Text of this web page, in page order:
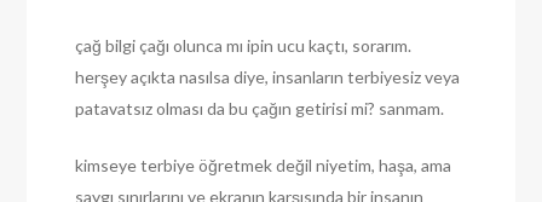
çağ bilgi çağı olunca mı ipin ucu kaçtı, sorarım.
herşey açıkta nasılsa diye, insanların terbiyesiz veya
patavatsız olması da bu çağın getirisi mi? sanmam.
kimseye terbiye öğretmek değil niyetim, haşa, ama
saygı sınırlarını ve ekranın karşısında bir insanın